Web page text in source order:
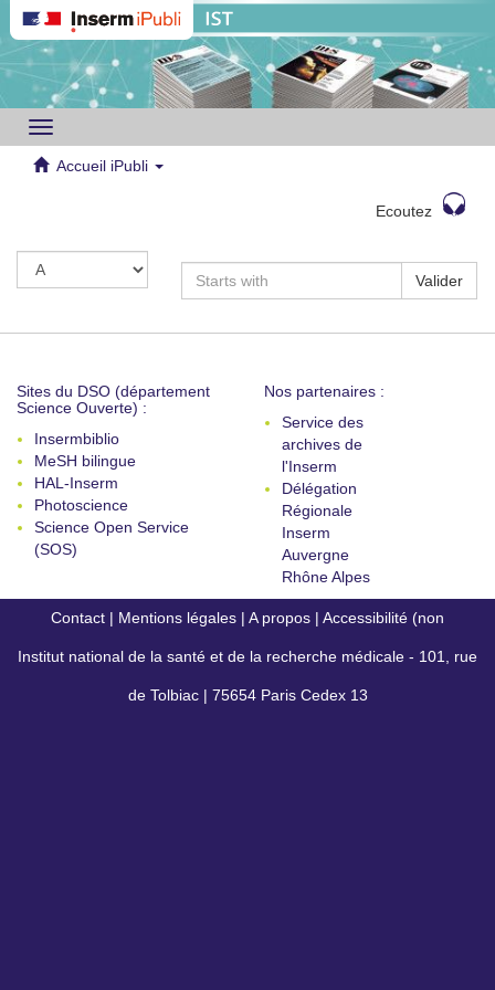
Toggle
navigation
Accueil iPubli
Ecoutez
Valider
Sites du DSO (département
Science Ouverte) :
Insermbiblio
MeSH bilingue
HAL-Inserm
Photoscience
Science Open Service
(SOS)
Nos partenaires :
Service des
archives de
l'Inserm
Délégation
Régionale
Inserm
Auvergne
Rhône Alpes
Contact | Mentions légales | A propos | Accessibilité (non
conforme)
Institut national de la santé et de la recherche médicale - 101, rue
de Tolbiac | 75654 Paris Cedex 13